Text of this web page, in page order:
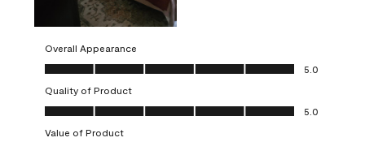
Overall Appearance
Overall Appearance, 5.0 out of 5
5.0
Quality of Product
Quality of Product, 5.0 out of 5
5.0
Value of Product